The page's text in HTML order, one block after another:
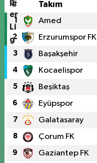
# Takım
1 Amed
2 Erzurumspor FK
3 Başakşehir
4 Kocaelispor
5 Beşiktaş
6 Eyüpspor
7 Galatasaray
8 Çorum FK
9 Gaziantep FK